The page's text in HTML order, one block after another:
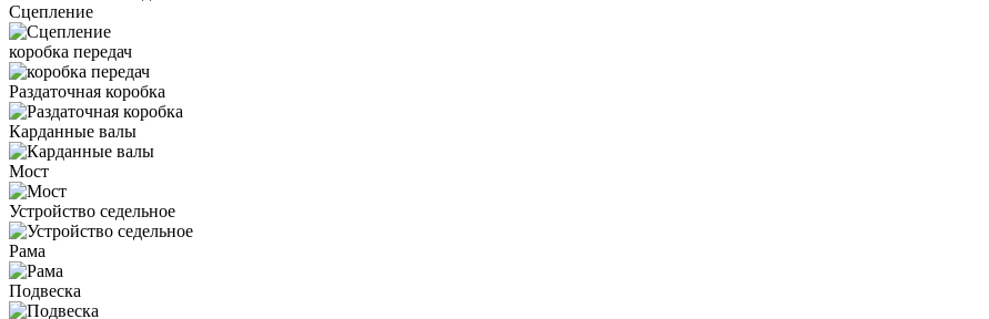
Сцепление
коробка передач
Раздаточная коробка
Карданные валы
Мост
Устройство седельное
Рама
Подвеска